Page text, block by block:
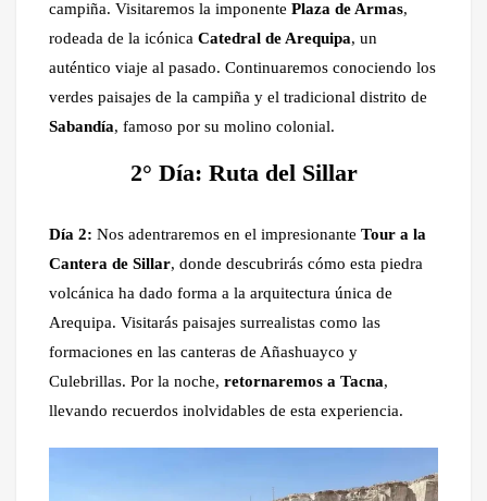
campiña. Visitaremos la imponente Plaza de Armas,
rodeada de la icónica Catedral de Arequipa, un
auténtico viaje al pasado. Continuaremos conociendo los
verdes paisajes de la campiña y el tradicional distrito de
Sabandía, famoso por su molino colonial.
2° Día: Ruta del Sillar
Día 2: Nos adentraremos en el impresionante Tour a la
Cantera de Sillar, donde descubrirás cómo esta piedra
volcánica ha dado forma a la arquitectura única de
Arequipa. Visitarás paisajes surrealistas como las
formaciones en las canteras de Añashuayco y
Culebrillas. Por la noche, retornaremos a Tacna,
llevando recuerdos inolvidables de esta experiencia.